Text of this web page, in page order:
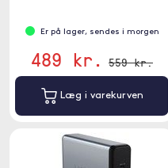
Er på lager, sendes i morgen
489 kr. 559 kr.
Læg i varekurven